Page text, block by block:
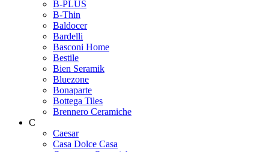
B-PLUS
B-Thin
Baldocer
Bardelli
Basconi Home
Bestile
Bien Seramik
Bluezone
Bonaparte
Bottega Tiles
Brennero Ceramiche
C
Caesar
Casa Dolce Casa